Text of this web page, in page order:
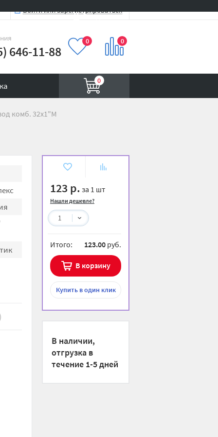
Войти или зарегистрироваться
646-11-88
0 0
0
Вход на сайт
комб. 32х1"М
123 р. за 1 шт
Нашли дешевле?
1
Итого: 123.00 руб.
В корзину
Купитьв один клик
В наличии,
отгрузка в
течение 1-5 дней